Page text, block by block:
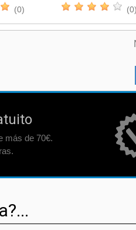
(0) (0)
más de 70€.